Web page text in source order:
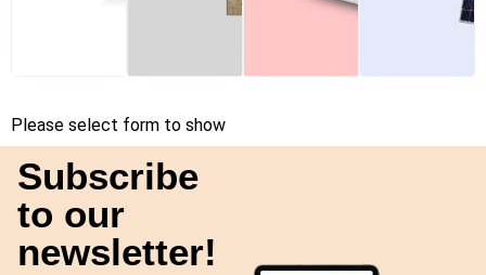
Please select form to show
Subscribe
to our
newsletter!